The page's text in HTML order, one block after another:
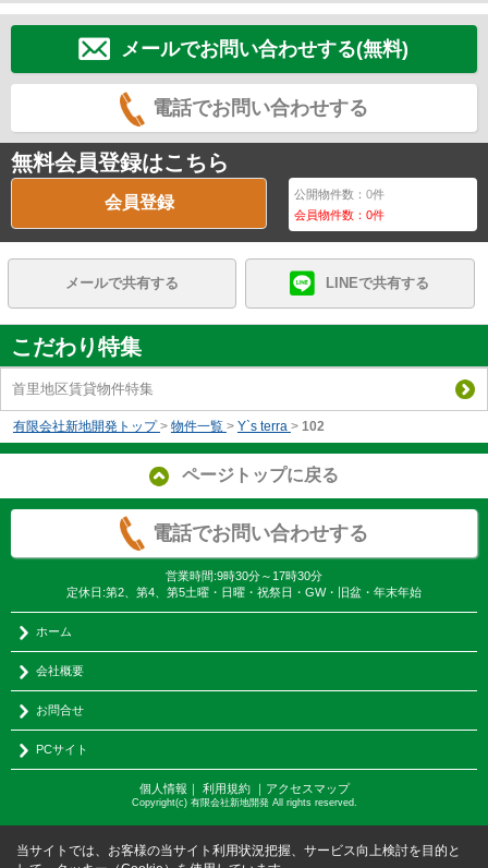
メールでお問い合わせする(無料)
電話でお問い合わせする
無料会員登録はこちら
会員登録 公開物件数：0件
会員物件数：0件
メールで共有する LINEで共有する
こだわり特集
首里地区賃貸物件特集
有限会社新地開発トップ > 物件一覧 > Y`s terra > 102
ページトップに戻る
電話でお問い合わせする
営業時間:9時30分～17時30分
定休日:第2、第4、第5土曜・日曜・祝祭日・GW・旧盆・年末年始
ホーム
会社概要
お問合せ
PCサイト
個人情報 ｜ 利用規約｜ アクセスマップ
Copyright(c) 有限会社新地開発 All rights reserved.
当サイトでは、お客様の当サイト利用状況把握、サービス向上検討を目的と